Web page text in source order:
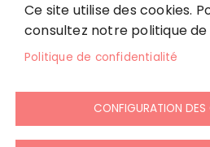
05
fév
Éternelles demoiselles
de tournage"
Ce site utilise des cookies.
consultez notre politique
Politique de confidentialité
CONFIGURATION DES